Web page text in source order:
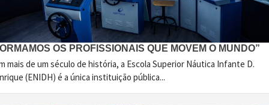
OS PROFISSIONAIS QUE MOVEM O MUNDO”
mais de um século de história, a Escola Superior Náutica Infante D.
(ENIDH) é a única instituição pública...